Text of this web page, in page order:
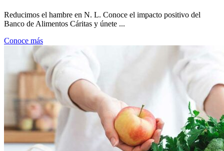
Reducimos el hambre en N. L. Conoce el impacto positivo del
Banco de Alimentos Cáritas y únete ...
Conoce más